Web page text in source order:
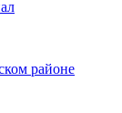
районе